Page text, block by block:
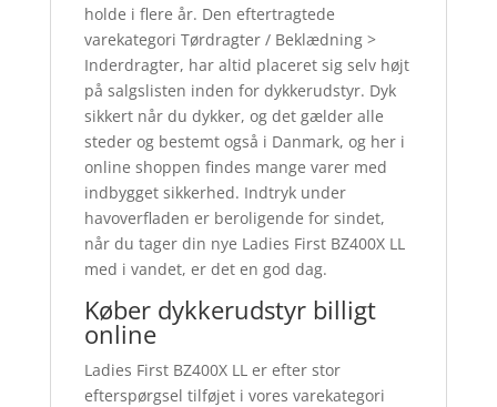
holde i flere år. Den eftertragtede
varekategori Tørdragter / Beklædning >
Inderdragter, har altid placeret sig selv højt
på salgslisten inden for dykkerudstyr. Dyk
sikkert når du dykker, og det gælder alle
steder og bestemt også i Danmark, og her i
online shoppen findes mange varer med
indbygget sikkerhed. Indtryk under
havoverfladen er beroligende for sindet,
når du tager din nye Ladies First BZ400X LL
med i vandet, er det en god dag.
Køber dykkerudstyr billigt
online
Ladies First BZ400X LL er efter stor
efterspørgsel tilføjet i vores varekategori